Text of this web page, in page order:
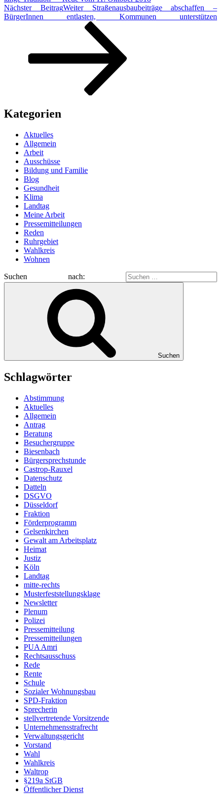
Nächster BeitragWeiter
Straßenausbaubeiträge abschaffen –
BürgerInnen entlasten, Kommunen unterstützen
Kategorien
Aktuelles
Allgemein
Arbeit
Ausschüsse
Bildung und Familie
Blog
Gesundheit
Klima
Landtag
Meine Arbeit
Pressemitteilungen
Reden
Ruhrgebiet
Wahlkreis
Wohnen
Suchen nach:
Suchen
Schlagwörter
Abstimmung
Aktuelles
Allgemein
Antrag
Beratung
Besuchergruppe
Biesenbach
Bürgersprechstunde
Castrop-Rauxel
Datenschutz
Datteln
DSGVO
Düsseldorf
Fraktion
Förderprogramm
Gelsenkirchen
Gewalt am Arbeitsplatz
Heimat
Justiz
Köln
Landtag
mitte-rechts
Musterfeststellungsklage
Newsletter
Plenum
Polizei
Pressemitteilung
Pressemitteilungen
PUA Amri
Rechtsausschuss
Rede
Rente
Schule
Sozialer Wohnungsbau
SPD-Fraktion
Sprecherin
stellvertretende Vorsitzende
Unternehmensstrafrecht
Verwaltungsgericht
Vorstand
Wahl
Wahlkreis
Waltrop
§219a StGB
Öffentlicher Dienst